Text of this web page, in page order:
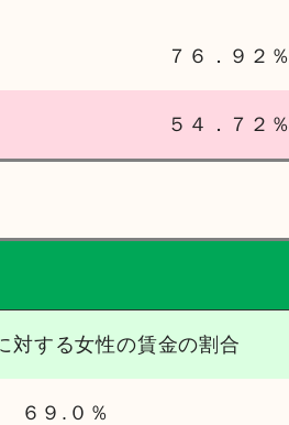
７６．９２％
５４．７２％
対する女性の賃金の割合
６９.０％